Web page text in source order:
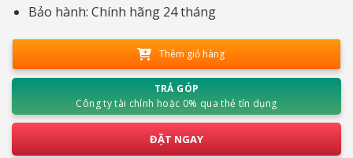
Bảo hành: Chính hãng 24 tháng
Thêm giỏ hàng
TRẢ GÓP
Công ty tài chính hoặc 0% qua thẻ tín dụng
ĐẶT NGAY